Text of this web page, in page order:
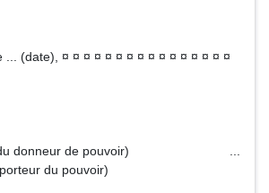
... (date), ¤ ¤ ¤ ¤ ¤ ¤ ¤ ¤ ¤ ¤ ¤ ¤ ¤ ¤ ¤ ¤
du donneur de pouvoir) ...
du pouvoir)